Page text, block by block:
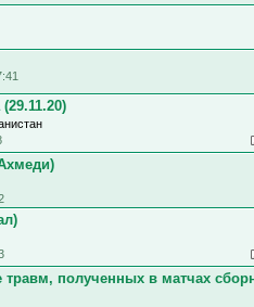
травм, полученных в матчах